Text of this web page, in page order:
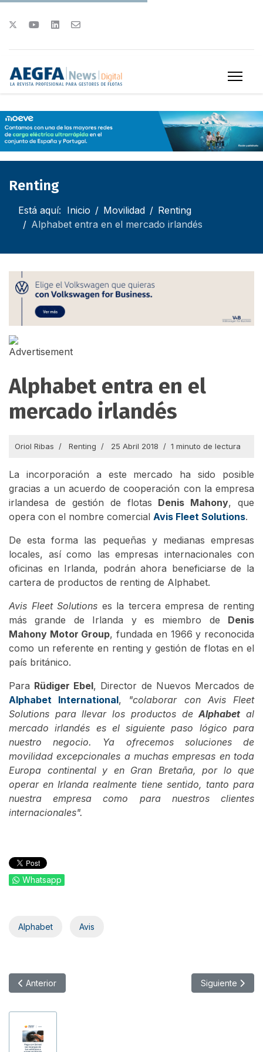
Renting
Está aquí: Inicio Movilidad
Renting
Alphabet entra en el mercado irlandés
Alphabet entra en el
mercado irlandés
Oriol Ribas Renting 25 Abril 2018 1 minuto de lectura
La incorporación a este mercado ha sido posible
gracias a un acuerdo de cooperación con la empresa
irlandesa de gestión de flotas Denis Mahony, que
opera con el nombre comercial Avis Fleet Solutions.
De esta forma las pequeñas y medianas empresas
locales, así como las empresas internacionales con
oficinas en Irlanda, podrán ahora beneficiarse de la
cartera de productos de renting de Alphabet.
Avis Fleet Solutions es la tercera empresa de renting
más grande de Irlanda y es miembro de Denis
Mahony Motor Group, fundada en 1966 y reconocida
como un referente en renting y gestión de flotas en el
país británico.
Para Rüdiger Ebel, Director de Nuevos Mercados de
Alphabet International, "colaborar con Avis Fleet
Solutions para llevar los productos deAlphabet al
mercado irlandés es el siguiente paso lógico para
nuestro negocio. Ya ofrecemos soluciones de
movilidad excepcionales a muchas empresas en toda
Europa continental y en Gran Bretaña, por lo que
operar en Irlanda realmente tiene sentido, tanto para
nuestra empresa como para nuestros clientes
internacionales".
Whatsapp
Alphabet Avis
Artículo anterior: Fraikin se recapitaliza con la entrada de
Anterior Artículo
Siguiente